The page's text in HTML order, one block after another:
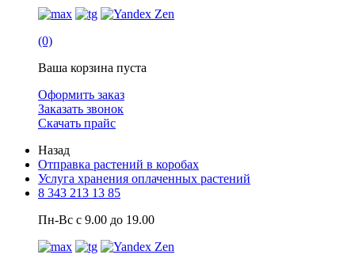
(0)
Ваша корзина пуста
Оформить заказ
Заказать звонок
Скачать прайс
Назад
Отправка растений в коробах
Услуга хранения оплаченных растений
8 343 213 13 85
Пн-Вс с 9.00 до 19.00